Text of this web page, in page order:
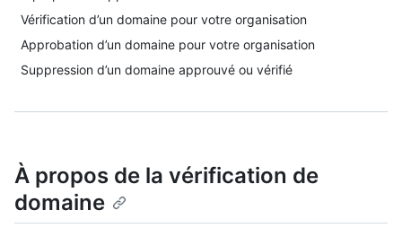
Vérification d’un domaine pour votre organisation
Approbation d’un domaine pour votre organisation
Suppression d’un domaine approuvé ou vérifié
À propos de la vérification de
domaine